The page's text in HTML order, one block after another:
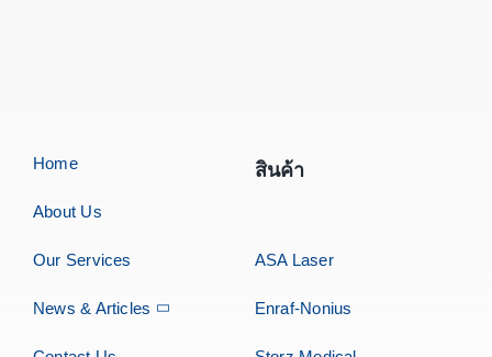
Home
About Us
Our Services
News & Articles
สินค้า
ASA Laser
Enraf-Nonius